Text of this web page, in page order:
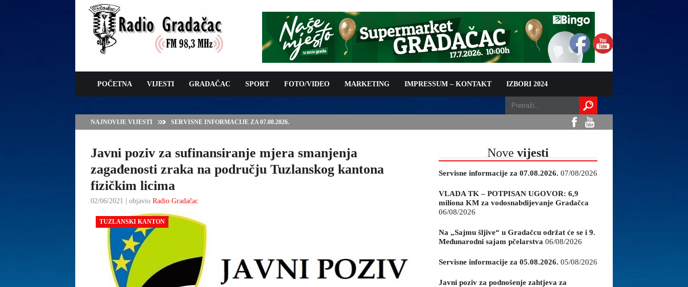
POČETNA VIJESTI GRADAČAC SPORT FOTO/VIDEO MARKETING IMPRESSUM – KONTAKT IZBORI 2024
NAJNOVIJE VIJESTI
VLADA TK – POTPISAN UGOVOR: 6,9 MILIONA KM ZA VODOSNABDIJEVANJE
GRADAČCA
Javni poziv za sufinansiranje mjera smanjenja
zagađenosti zraka na području Tuzlanskog kantona
fizičkim licima
02/06/2021 | objavio Radio Gradačac
TUZLANSKI KANTON
Nove vijesti
Servisne informacije za 07.08.2026. 07/08/2026
VLADA TK – POTPISAN UGOVOR: 6,9
miliona KM za vodosnabdijevanje Gradačca
06/08/2026
Na „Sajmu šljive“ u Gradačcu održat će se i 9.
Međunarodni sajam pčelarstva 06/08/2026
Servisne informacije za 05.08.2026. 05/08/2026
Javni poziv za podnošenje zahtjeva za